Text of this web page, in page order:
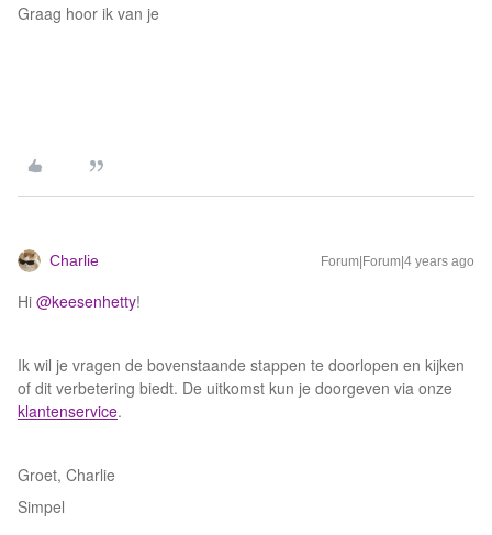
Graag hoor ik van je
Charlie Forum|Forum|4 years ago
Hi @keesenhetty!
Ik wil je vragen de bovenstaande stappen te doorlopen en kijken
of dit verbetering biedt. De uitkomst kun je doorgeven via onze
klantenservice.
Groet, Charlie
Simpel